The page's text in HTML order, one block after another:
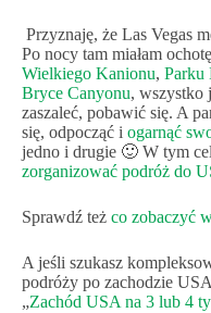
Przyznaję, że Las Vegas
Po nocy tam miałam
Wielkiego Kanionu, Parku
Bryce Canyonu, wszystko
zaszaleć, pobawić się. A
się, odpocząć i ogarnąć
jedno i drugie 🙂 W tym
zorganizować podróż do
Sprawdź też co zobaczyć
A jeśli szukasz
podróży po zachodzie
„Zachód USA na 3 lub 4